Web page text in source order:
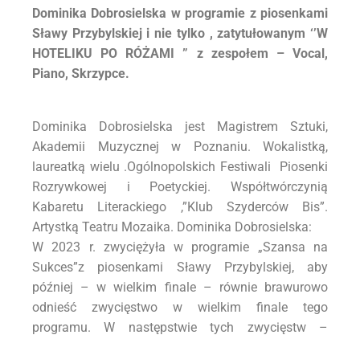
Dominika Dobrosielska w programie z piosenkami
Sławy Przybylskiej i nie tylko , zatytułowanym ‘’W
HOTELIKU PO RÓŻAMI ” z zespołem – Vocal,
Piano, Skrzypce.
Dominika Dobrosielska jest Magistrem Sztuki,
Akademii Muzycznej w Poznaniu. Wokalistką,
laureatką wielu .Ogólnopolskich Festiwali Piosenki
Rozrywkowej i Poetyckiej. Współtwórczynią
Kabaretu Literackiego ,”Klub Szyderców Bis”.
Artystką Teatru Mozaika. Dominika Dobrosielska:
W 2023 r. zwyciężyła w programie „Szansa na
Sukces”z piosenkami Sławy Przybylskiej, aby
później – w wielkim finale – równie brawurowo
odnieść zwycięstwo w wielkim finale tego
programu. W następstwie tych zwycięstw –